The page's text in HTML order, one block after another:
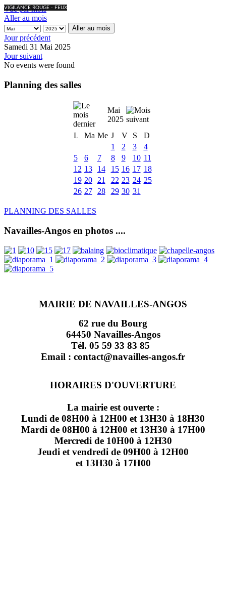
VIGILANCE ROUGE - FEUX
Vue par mois
Aller au mois
Aller au mois
Jour précédent
Samedi 31 Mai 2025
Jour suivant
No events were found
Planning des salles
Mai
2025
L
Ma Me J V S
D
1
2 3
4
5
6 7 8 9 10 11
12 13 14 15 16 17 18
19 20 21 22 23 24 25
26 27 28 29 30 31
PLANNING DES SALLES
Navailles-Angos en photos ....
MAIRIE DE NAVAILLES-ANGOS
62 rue du Bourg
64450 Navailles-Angos
Tél. 05 59 33 83 85
Email : contact@navailles-angos.fr
HORAIRES D'OUVERTURE
La mairie est ouverte :
Lundi de 08H00 à 12H00 et 13H30 à 18H30
Mardi de 08H00 à 12H00 et 13H30 à 17H00
Mercredi de 10H00 à 12H30
Jeudi et vendredi de 09H00 à 12H00
et 13H30 à 17H00